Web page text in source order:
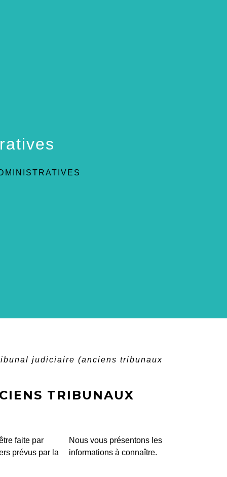
judiciaire (anciens tribunaux
TRIBUNAUX
faite par
prévus par la
Nous vous présentons les
informations à connaître.